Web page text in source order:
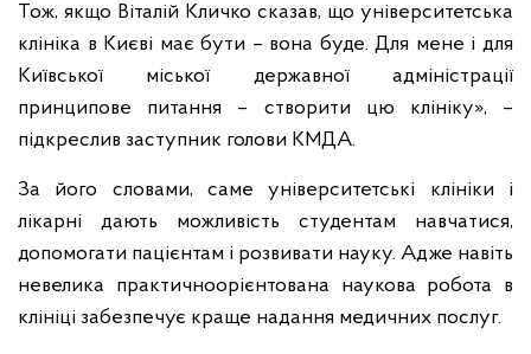
Тож, якщо Віталій Кличко сказав, що університетська
клініка в Києві має бути – вона буде. Для мене і для
Київської міської державної адміністрації
принципове питання – створити цю клініку», –
підкреслив заступник голови КМДА.
За його словами, саме університетські клініки і
лікарні дають можливість студентам навчатися,
допомогати пацієнтам і розвивати науку. Адже навіть
невелика практичноорієнтована наукова робота в
клініці забезпечує краще надання медичних послуг.